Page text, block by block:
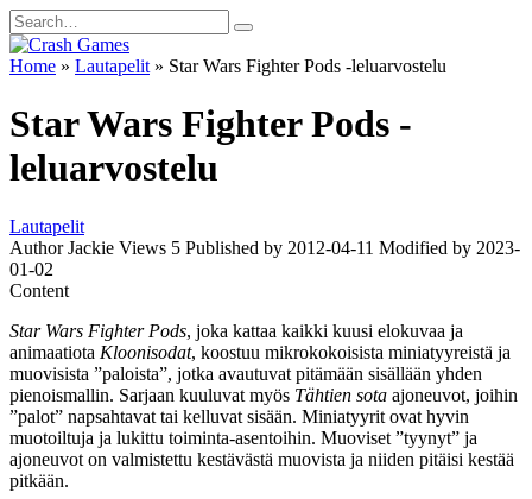
Skip
to
content
Search
for:
Home » Lautapelit » Star Wars Fighter Pods -leluarvostelu
Star Wars Fighter Pods -
leluarvostelu
Lautapelit
Author Jackie Views 5 Published by 2012-04-11 Modified by 2023-
01-02
Content
Star Wars Fighter Pods, joka kattaa kaikki kuusi elokuvaa ja
animaatiota Kloonisodat, koostuu mikrokokoisista miniatyyreistä ja
muovisista ”paloista”, jotka avautuvat pitämään sisällään yhden
pienoismallin. Sarjaan kuuluvat myös Tähtien sota ajoneuvot, joihin
”palot” napsahtavat tai kelluvat sisään. Miniatyyrit ovat hyvin
muotoiltuja ja lukittu toiminta-asentoihin. Muoviset ”tyynyt” ja
ajoneuvot on valmistettu kestävästä muovista ja niiden pitäisi kestää
pitkään.